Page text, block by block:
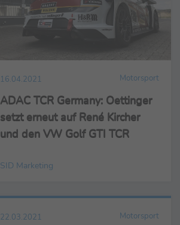
16.04.2021 Motorsport
ADAC TCR Germany: Oettinger
setzt erneut auf René Kircher
und den VW Golf GTI TCR
SID Marketing
22.03.2021 Motorsport